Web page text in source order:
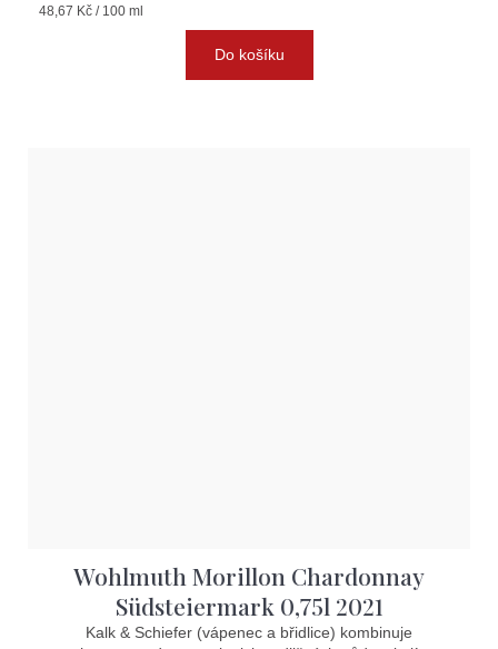
Měrná
48,67 Kč / 100 ml
Do košíku
Wohlmuth Morillon Chardonnay
Südsteiermark 0,75l 2021
Kalk & Schiefer (vápenec a břidlice) kombinuje